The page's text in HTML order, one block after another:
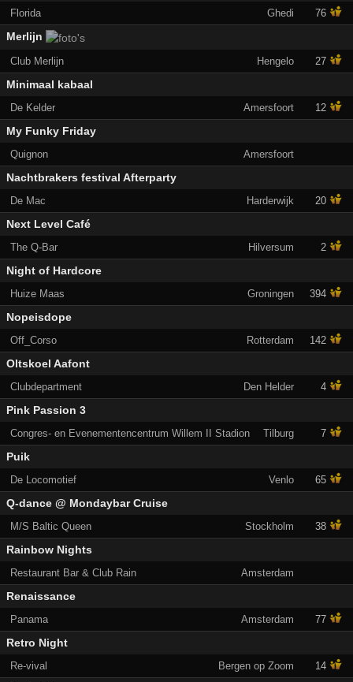
Florida Ghedi 76
Merlijn
Club Merlijn Hengelo 27
Minimaal kabaal
De Kelder Amersfoort 12
My Funky Friday
Quignon Amersfoort
Nachtbrakers festival Afterparty
De Mac Harderwijk 20
Next Level Café
The Q-Bar Hilversum 2
Night of Hardcore
Huize Maas Groningen 394
Nopeisdope
Off_Corso Rotterdam 142
Oltskoel Aafont
Clubdepartment Den Helder 4
Pink Passion 3
Congres- en Evenementencentrum Willem II Stadion Tilburg 7
Puik
De Locomotief Venlo 65
Q-dance @ Mondaybar Cruise
M/S Baltic Queen Stockholm 38
Rainbow Nights
Restaurant Bar & Club Rain Amsterdam
Renaissance
Panama Amsterdam 77
Retro Night
Re-vival Bergen op Zoom 14